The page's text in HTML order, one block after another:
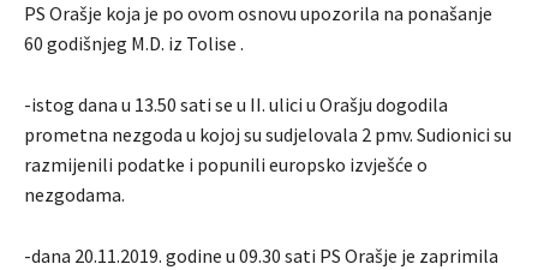
PS Orašje koja je po ovom osnovu upozorila na ponašanje
60 godišnjeg M.D. iz Tolise .
-istog dana u 13.50 sati se u II. ulici u Orašju dogodila
prometna nezgoda u kojoj su sudjelovala 2 pmv. Sudionici su
razmijenili podatke i popunili europsko izvješće o
nezgodama.
-dana 20.11.2019. godine u 09.30 sati PS Orašje je zaprimila